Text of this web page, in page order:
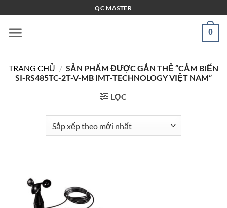
qua
nội
QC MASTER
0
TRANG CHỦ / SẢN PHẨM ĐƯỢC GẮN THẺ “CẢM BIẾN
SI-RS485TC-2T-V-MB IMT-TECHNOLOGY VIỆT NAM”
LỌC